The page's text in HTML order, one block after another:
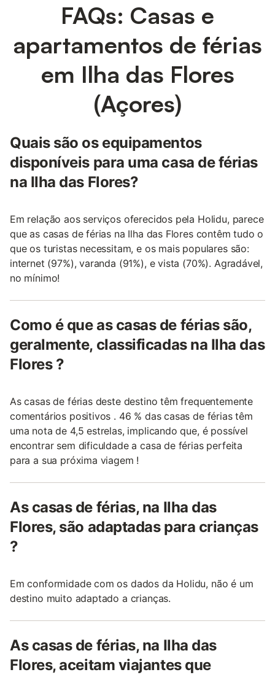
FAQs: Casas e
apartamentos de férias
em Ilha das Flores
(Açores)
Quais são os equipamentos
disponíveis para uma casa de férias
na Ilha das Flores?
Em relação aos serviços oferecidos pela Holidu, parece
que as casas de férias na Ilha das Flores contêm tudo o
que os turistas necessitam, e os mais populares são:
internet (97%), varanda (91%), e vista (70%). Agradável,
no mínimo!
Como é que as casas de férias são,
geralmente, classificadas na Ilha das
Flores ?
As casas de férias deste destino têm frequentemente
comentários positivos . 46 % das casas de férias têm
uma nota de 4,5 estrelas, implicando que, é possível
encontrar sem dificuldade a casa de férias perfeita
para a sua próxima viagem !
As casas de férias, na Ilha das
Flores, são adaptadas para crianças
?
Em conformidade com os dados da Holidu, não é um
destino muito adaptado a crianças.
As casas de férias, na Ilha das
Flores, aceitam viajantes que